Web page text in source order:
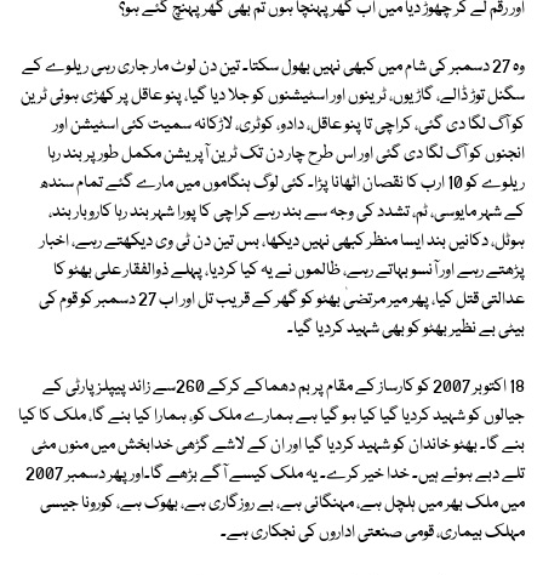
اور رقم لے کر چھوڑ دیا میں اب گھر پہنچا ہوں تم بھی گھر پہنچ گئے ہو؟
وہ 27 دسمبر کی شام میں کبھی نہیں بھول سکتا۔ تین دن لوٹ مار جاری رہی ریلوے کے
سگنل توڑ ڈالے، گاڑیوں، ٹرینوں اور اسٹیشنوں کو جلا دیا گیا، پنو عاقل پر کھڑی ہوئی ٹرین
کو آگ لگا دی گئی، کراچی تا پنو عاقل، دادو، کوٹری، لاڑکانہ سمیت کئی اسٹیشن اور
انجنوں کو آگ لگا دی گئی اور اس طرح چار دن تک ٹرین آپریشن مکمل طور پر بند رہا
ریلوے کو 10 ارب کا نقصان اٹھانا پڑا۔ کئی لوگ ہنگاموں میں مارے گئے تمام سندھ
کے شہر مایوسی، ٹم، تشدد کی وجہ سے بند رہے کراچی کا پورا شہر بند رہا کاروبار بند،
ہوٹل، دکانیں بند ایسا منظر کبھی نہیں دیکھا، بس تین دن ٹی وی دیکھتے رہے، اخبار
پڑھتے رہے اور آنسو بہاتے رہے، ظالموں نے یہ کیا کردیا، پہلے ذوالفقار علی بھٹو کا
عدالتی قتل کیا، پھر میر مرتضیٰ بھٹو کو گھر کے قریب تل اور اب 27 دسمبر کو قوم کی
بیٹی بے نظیر بھٹو کو بھی شہید کردیا گیا۔
18 اکتوبر 2007 کو کارساز کے مقام پر بم دھماکے کرکے 260سے زائد پیپلز پارٹی کے
جیالوں کو شہید کردیا گیا کیا ہو گیا ہے ہمارے ملک کو، ہمارا کیا بنے گا، ملک کا کیا
بنے گا۔ بھٹو خاندان کو شہید کردیا گیا اور ان کے لاشے گڑھی خدابخش میں منوں مٹی
تلے دبے ہوئے ہیں۔ خدا خیر کرے۔ یہ ملک کیسے آگے بڑھے گا۔اور پھر دسمبر 2007
میں ملک بھر میں ہلچل ہے، مہنگائی ہے، بے روزگاری ہے، بھوک ہے، کورونا جیسی
مہلک بیماری، قومی صنعتی اداروں کی نجکاری ہے۔